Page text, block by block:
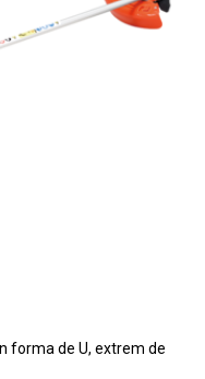
forma de U, extrem de